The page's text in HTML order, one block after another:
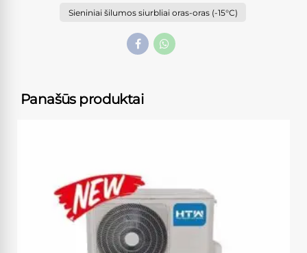
Sieniniai šilumos siurbliai oras-oras (-15°C)
Panašūs produktai